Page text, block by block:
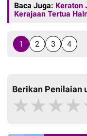
Baca Juga: Keraton
Kerajaan Tertua
1 2 3 4
Berikan Penilaian
★★★★